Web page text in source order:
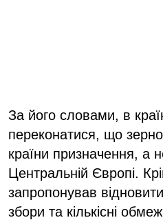
За його словами, в
переконатися, що
країни призначення, а
Центральній Європі.
запропонував
збори та кількісні